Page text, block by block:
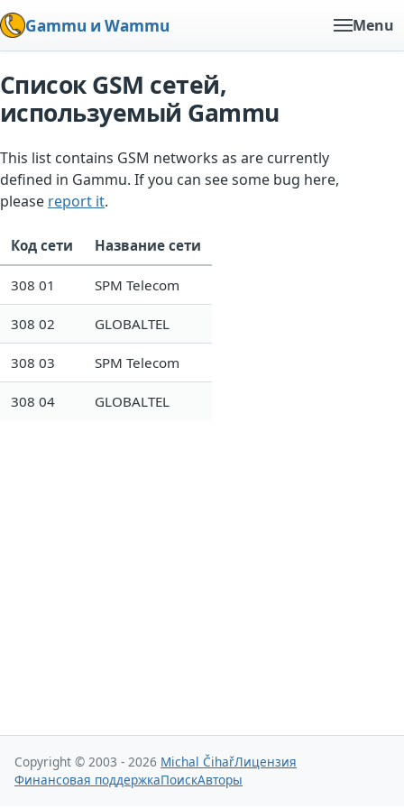
Gammu и Wammu Menu
Список GSM сетей,
используемый Gammu
This list contains GSM networks as are currently
defined in Gammu. If you can see some bug here,
please report it.
Код сети Название сети
308 01 SPM Telecom
308 02 GLOBALTEL
308 03 SPM Telecom
308 04 GLOBALTEL
Copyright © 2003 - 2026 Michal ČihařЛицензия
Финансовая поддержкаПоискАвторы